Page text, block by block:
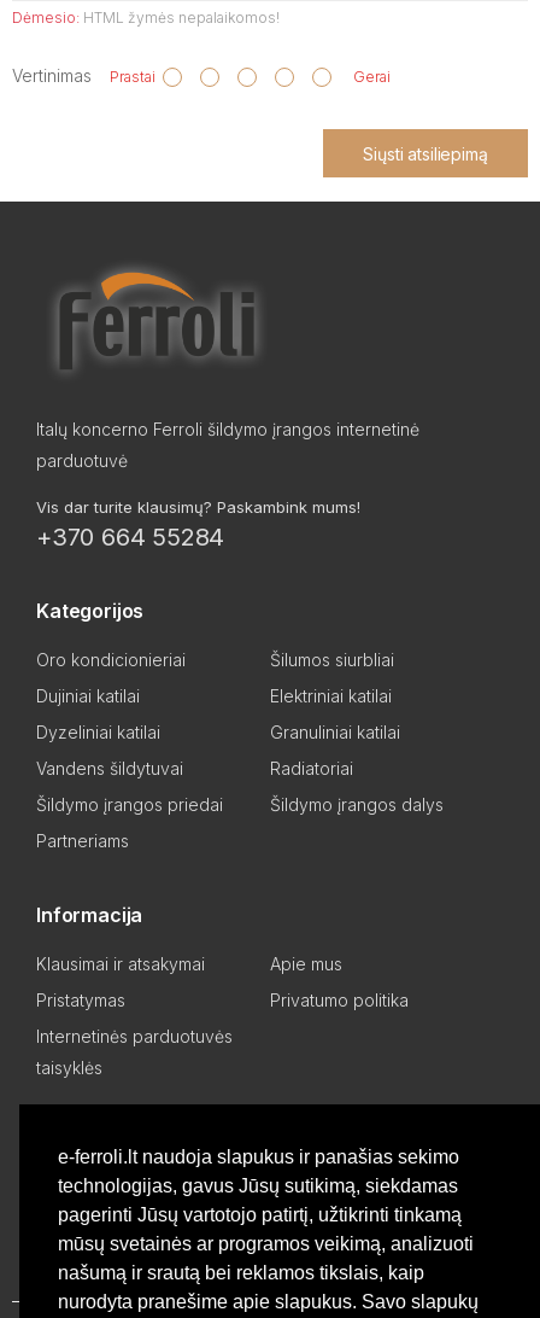
e-ferroli.lt naudoja slapukus ir panašias sekimo
technologijas, gavus Jūsų sutikimą, siekdamas
pagerinti Jūsų vartotojo patirtį, užtikrinti tinkamą
mūsų svetainės ar programos veikimą, analizuoti
našumą ir srautą bei reklamos tikslais, kaip
nurodyta pranešime apie slapukus. Savo slapukų
Dėmesio: HTML žymės nepalaikomos!
Vertinimas Prastai Gerai
Siųsti atsiliepimą
Italų koncerno Ferroli šildymo įrangos internetinė
parduotuvė
Vis dar turite klausimų? Paskambink mums!
+370 664 55284
Kategorijos
Oro kondicionieriai
Šilumos siurbliai
Dujiniai katilai
Elektriniai katilai
Dyzeliniai katilai
Granuliniai katilai
Vandens šildytuvai
Radiatoriai
Šildymo įrangos priedai
Šildymo įrangos dalys
Partneriams
Informacija
Klausimai ir atsakymai
Apie mus
Pristatymas
Privatumo politika
Internetinės parduotuvės
taisyklės
Asmeninis kabinetas
Pageidavimų sąrašas
Palyginti produktus
Basket